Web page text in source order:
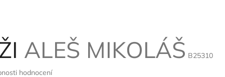
ALEŠ MIKOLÁŠ B25310
hodnocení